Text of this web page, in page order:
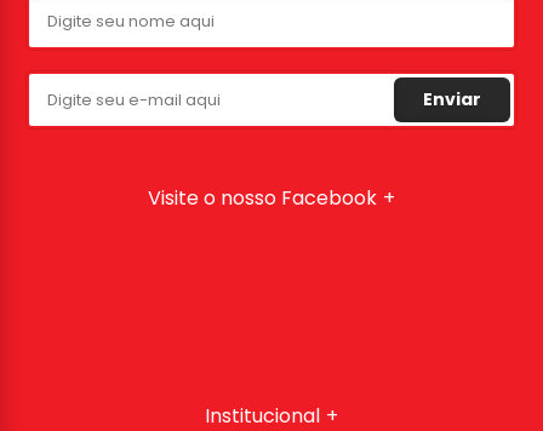
Enviar
Visite o nosso Facebook
Institucional